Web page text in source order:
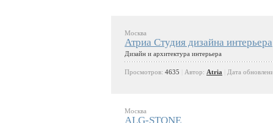
Москва
Атриа Студия дизайна интерьера
Дизайн и архитектура интерьера
Просмотров: 4635 Автор: Atria Дата
Москва
ALG-STONE